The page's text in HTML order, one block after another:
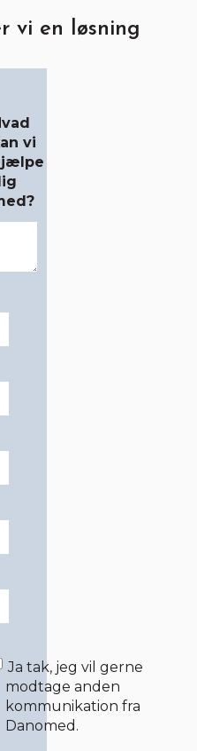
vi en løsning
vi
Ja tak, jeg vil gerne
modtage anden
kommunikation fra
Danomed.